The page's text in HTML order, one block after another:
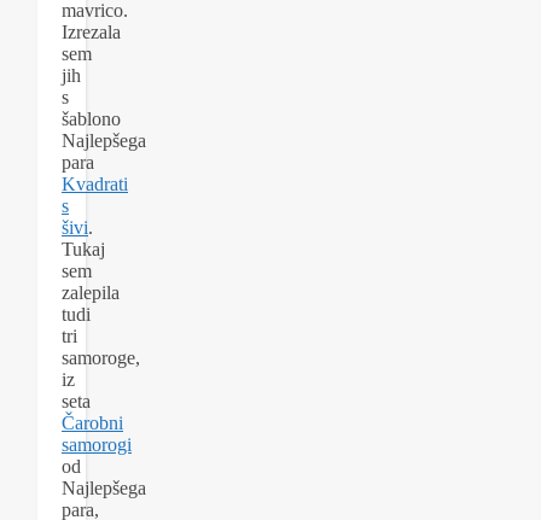
mavrico.
Izrezala
sem
jih
s
šablono
Najlepšega
para
Kvadrati
s
šivi.
Tukaj
sem
zalepila
tudi
tri
samoroge,
iz
seta
Čarobni
samorogi
od
Najlepšega
para,